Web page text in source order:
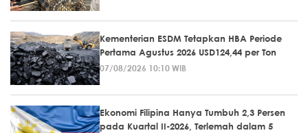
Kementerian ESDM Tetapkan HBA Periode
Pertama Agustus 2026 USD124,44 per Ton
07/08/2026 10:10 WIB
Ekonomi Filipina Hanya Tumbuh 2,3 Persen
pada Kuartal II-2026, Terlemah dalam 5